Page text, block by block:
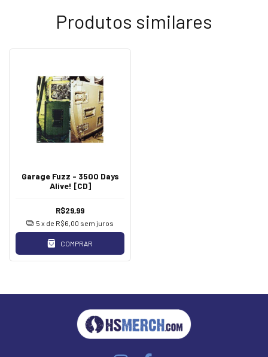
Produtos similares
Garage Fuzz - 3500 Days
Alive! [CD]
R$29,99
5 x de R$6,00 sem juros
COMPRAR